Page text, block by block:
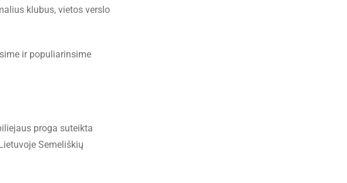
klubus, vietos verslo
ir populiarinsime
proga suteikta
Semeliškių